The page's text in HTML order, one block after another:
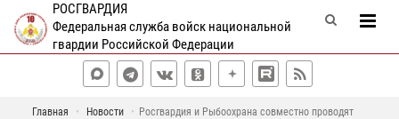
РОСГВАРДИЯ
Федеральная служба войск национальной
гвардии Российской Федерации
Главная Новости
Росгвардия и Рыбоохрана совместно проводят